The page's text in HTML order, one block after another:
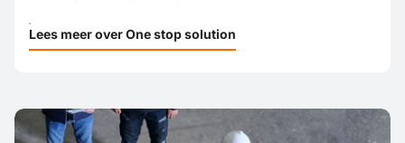
Lees meer over One stop solution